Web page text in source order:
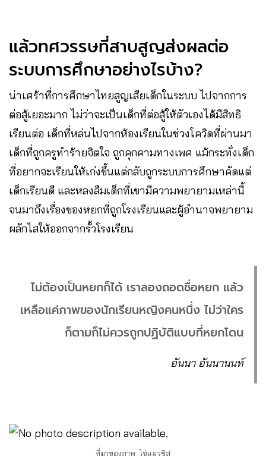
แล้วทศวรรษที่สาบสูญส่งผลต่อ
ระบบการศึกษาอย่างไรบ้าง?
น่าเศร้าที่การศึกษาไทยสูญเสียเด็กในระบบ ไปจากการ
ต่อสู้เยอะมาก ไม่ว่าจะเป็นเด็กที่ต่อสู้ให้ตัวเองได้มีสิทธิ
เรียนต่อ เด็กที่หล่นไปจากห้องเรียนในช่วงโควิดที่ผ่านมา
เด็กที่ถูกครูทำร้ายจิตใจ ถูกคุกคามทางเพศ แม้กระทั่งเด็ก
ที่อยากจะเรียนให้เก่งขึ้นแต่กลับถูกระบบการศึกษาคัดแต่
เด็กเรียนดี และหลงลืมเด็กที่เขามีความพยายามเหล่านี้
จนมาถึงเรื่องของหยกที่ถูกโรงเรียนและผู้อำนาจพยายาม
ผลักไสให้ออกจากรั้วโรงเรียน
ไม่ต้องเป็นหยกก็ได้ เราลองถอดชื่อหยก แล้ว
เหลือแค่ภาพของนักเรียนหญิงคนหนึ่ง ไม่ว่าใคร
ก็ตามก็ไม่ควรถูกปฏิบัติแบบที่หยกโดน
อันนา อันนานนท์
ที่มาของภาพ: ไข่แมวชีส